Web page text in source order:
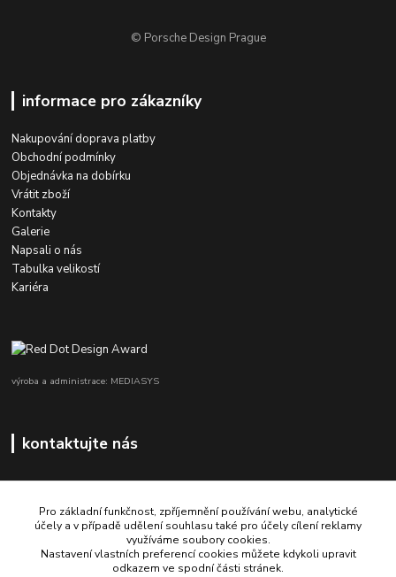
© Porsche Design Prague
informace pro zákazníky
Nakupování doprava platby
Obchodní podmínky
Objednávka na dobírku
Vrátit zboží
Kontakty
Galerie
Napsali o nás
Tabulka velikostí
Kariéra
výroba a administrace: MEDIASYS
kontaktujte nás
+420 725 347 646
Pro základní funkčnost, zpříjemnění používání webu, analytické
účely a v případě udělení souhlasu také pro účely cílení reklamy
využíváme soubory cookies.
Nastavení vlastních preferencí cookies můžete kdykoli upravit
odkazem ve spodní části stránek.